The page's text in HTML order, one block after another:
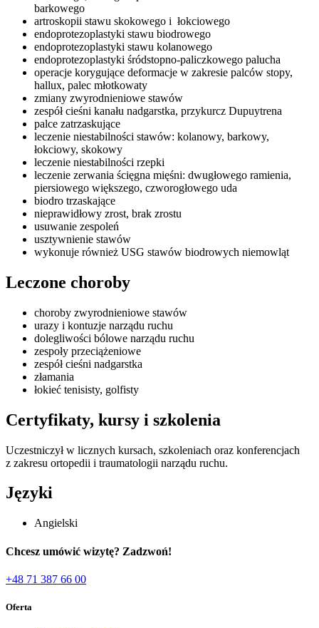
barkowego
artroskopii stawu skokowego i łokciowego
endoprotezoplastyki stawu biodrowego
endoprotezoplastyki stawu kolanowego
endoprotezoplastyki śródstopno-paliczkowego palucha
operacje korygujące deformacje w zakresie palców stopy,
hallux, palec młotkowaty
zmiany zwyrodnieniowe stawów
zespół cieśni kanału nadgarstka, przykurcz Dupuytrena
palce zatrzaskujące
leczenie niestabilności stawów: kolanowy, barkowy,
łokciowy, skokowy
leczenie niestabilności rzepki
leczenie zerwania ścięgna mięśni: dwugłowego ramienia,
piersiowego większego, czworogłowego uda
biodro trzaskające
nieprawidłowy zrost, brak zrostu
usuwanie zespoleń
usztywnienie stawów
wykonuje również USG stawów biodrowych niemowląt
Leczone choroby
choroby zwyrodnieniowe stawów
urazy i kontuzje narządu ruchu
dolegliwości bólowe narządu ruchu
zespoły przeciążeniowe
zespół cieśni nadgarstka
złamania
łokieć tenisisty, golfisty
Certyfikaty, kursy i szkolenia
Uczestniczył w licznych kursach, szkoleniach oraz konferencjach
z zakresu ortopedii i traumatologii narządu ruchu.
Języki
Angielski
Chcesz umówić wizytę? Zadzwoń!
+48 71 387 66 00
Oferta